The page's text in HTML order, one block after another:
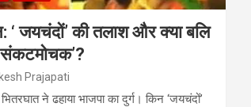
‘ जयचंदों’ की तलाश और क्या बलि
Prajapati
ने ढहाया भाजपा का दुर्ग। किन ‘जयचंदों’